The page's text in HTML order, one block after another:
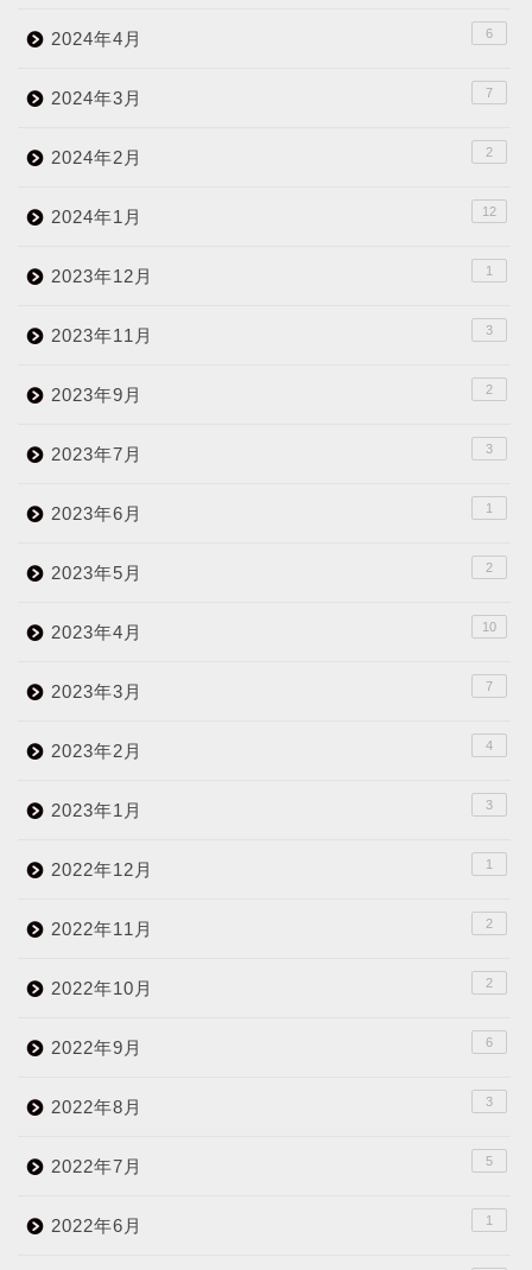
2024年4月 6
2024年3月 7
2024年2月 2
2024年1月 12
2023年12月 1
2023年11月 3
2023年9月 2
2023年7月 3
2023年6月 1
2023年5月 2
2023年4月 10
2023年3月 7
2023年2月 4
2023年1月 3
2022年12月 1
2022年11月 2
2022年10月 2
2022年9月 6
2022年8月 3
2022年7月 5
2022年6月 1